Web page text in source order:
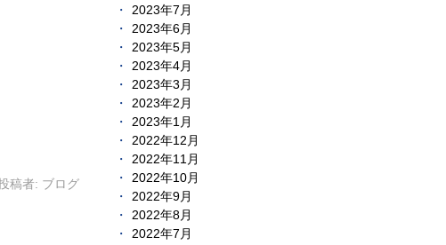
稿者: ブログ
2023年7月
2023年6月
2023年5月
2023年4月
2023年3月
2023年2月
2023年1月
2022年12月
2022年11月
2022年10月
2022年9月
2022年8月
2022年7月